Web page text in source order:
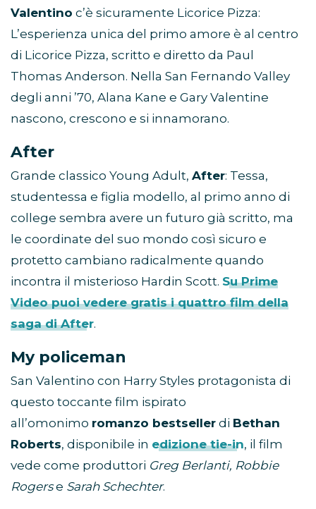
Valentino c’è sicuramente Licorice Pizza:
L’esperienza unica del primo amore è al centro
di Licorice Pizza, scritto e diretto da Paul
Thomas Anderson. Nella San Fernando Valley
degli anni ’70, Alana Kane e Gary Valentine
nascono, crescono e si innamorano.
After
Grande classico Young Adult, After: Tessa,
studentessa e figlia modello, al primo anno di
college sembra avere un futuro già scritto, ma
le coordinate del suo mondo così sicuro e
protetto cambiano radicalmente quando
incontra il misterioso Hardin Scott. Su Prime
Video puoi vedere gratis i quattro film della
saga di After.
My policeman
San Valentino con Harry Styles protagonista di
questo toccante film ispirato
all’omonimo romanzo bestseller di Bethan
Roberts, disponibile in edizione tie-in, il film
vede come produttori Greg Berlanti, Robbie
Rogerse Sarah Schechter.